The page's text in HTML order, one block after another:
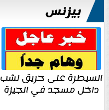
بيزنس
السيطرة على حريق نشب
داخل مسجد في الجيزة